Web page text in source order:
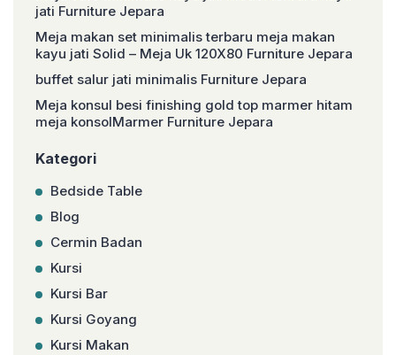
jati Furniture Jepara
Meja makan set minimalis terbaru meja makan
kayu jati Solid – Meja Uk 120X80 Furniture Jepara
buffet salur jati minimalis Furniture Jepara
Meja konsul besi finishing gold top marmer hitam
meja konsolMarmer Furniture Jepara
Kategori
Bedside Table
Blog
Cermin Badan
Kursi
Kursi Bar
Kursi Goyang
Kursi Makan